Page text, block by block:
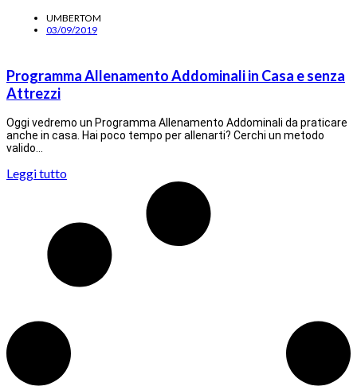
UMBERTOM
03/09/2019
Programma Allenamento Addominali in Casa e senza
Attrezzi
Oggi vedremo un Programma Allenamento Addominali da praticare
anche in casa. Hai poco tempo per allenarti? Cerchi un metodo
valido…
Leggi tutto